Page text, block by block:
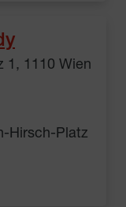
1, 1110 Wien
Hirsch-Platz